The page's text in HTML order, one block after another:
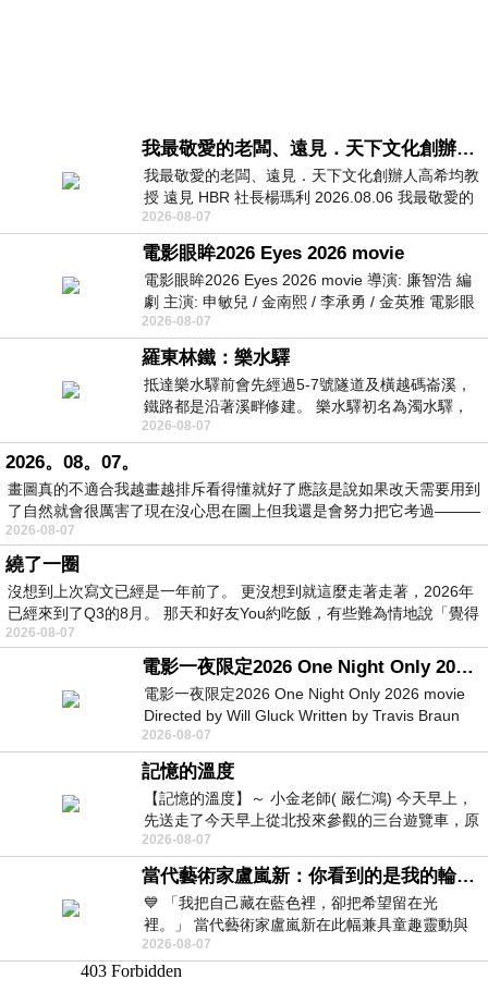
我最敬愛的老闆、遠見．天下文化創辦人高希均教授
我最敬愛的老闆、遠見．天下文化創辦人高希均教
授 遠見 HBR 社長楊瑪利 2026.08.06 我最敬愛的
老闆、遠見．天下文化創辦人高希均教
2026-08-07
電影眼眸2026 Eyes 2026 movie
電影眼眸2026 Eyes 2026 movie 導演: 廉智浩 編
劇 主演: 申敏兒 / 金南熙 / 李承勇 / 金英雅 電影眼
眸2026描述攝影師徐珍因遺
2026-08-07
羅東林鐵：樂水驛
抵達樂水驛前會先經過5-7號隧道及橫越碼崙溪，
鐵路都是沿著溪畔修建。 樂水驛初名為濁水驛，
但因與臺鐵集集線車站同名，於1953
2026-08-07
2026。08。07。
畫圖真的不適合我越畫越排斥看得懂就好了應該是說如果改天需要用到
了自然就會很厲害了現在沒心思在圖上但我還是會努力把它考過———
2026-08-07
繞了一圈
沒想到上次寫文已經是一年前了。 更沒想到就這麼走著走著，2026年
已經來到了Q3的8月。 那天和好友You約吃飯，有些難為情地說「覺得
2026-08-07
電影一夜限定2026 One Night Only 2026 movie
電影一夜限定2026 One Night Only 2026 movie
Directed by Will Gluck Written by Travis Braun
Starring Monica Barbaro
2026-08-07
記憶的溫度
【記憶的溫度】～ 小金老師( 嚴仁鴻) 今天早上，
先送走了今天早上從北投來參觀的三台遊覽車，原
以為展場已經差不多要安靜下來，卻發
2026-08-07
當代藝術家盧嵐新：你看到的是我的輪廓，還是你的故事？——藏在藍色裡的希望與光
💙 「我把自己藏在藍色裡，卻把希望留在光
裡。」 當代藝術家盧嵐新在此幅兼具童趣靈動與
抽象韻味的新作中，用湛藍的羽翼般色塊包覆著
2026-08-07